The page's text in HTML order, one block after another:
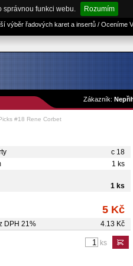
správnou funkci webu. Rozumím
výběr řadových karet a insertů / Oceníme
Zákazník:
#18 Rene Corbet
c 18
1 ks
1 ks
5 Kč
DPH 21% 4.13 Kč
ks